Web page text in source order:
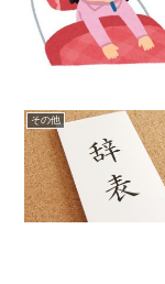
その他